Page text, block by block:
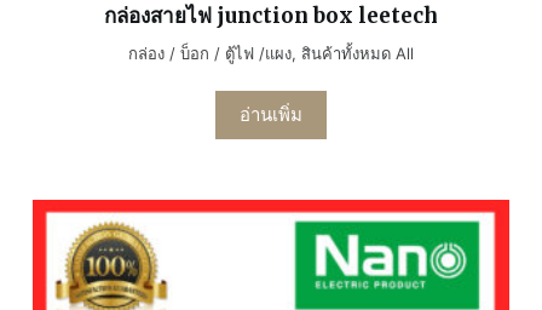
กล่องสายไฟ junction box leetech
กล่อง / บ็อก / ตู้ไฟ /แผง, สินค้าทั้งหมด All
อ่านเพิ่ม